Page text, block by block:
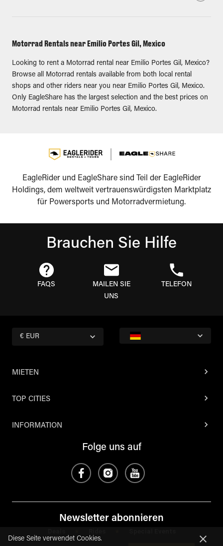
Motorrad Rentals near Emilio Portes Gil, Mexico
Looking to rent a Motorrad rental near Emilio Portes Gil, Mexico?
Browse all Motorrad rentals available from both local rental
shops and other riders near you near Emilio Portes Gil, Mexico.
Only EagleShare has the largest selection and the best prices on
Motorrad rentals near Emilio Portes Gil, Mexico.
EagleRider und EagleShare sind Teil der EagleRider
Holdings, dem weltweit vertrauenswürdigsten Marktplatz
für Powersports und Motorradvermietung.
Brauchen Sie Hilfe
FAQS
MAILEN SIE
UNS
TELEFON
€ EUR
MIETEN
TOP CITIES
INFORMATION
Folge uns auf
Newsletter abonnieren
Diese Seite verwendet Cookies.